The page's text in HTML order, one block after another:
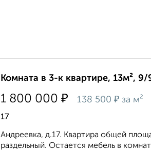
Комната в 3-к квартире, 13м²,
1 800 000 ₽ 138 500 ₽ за м²
17
Андреевка, д.17. Квартира общей
раздельный. Остается мебель в